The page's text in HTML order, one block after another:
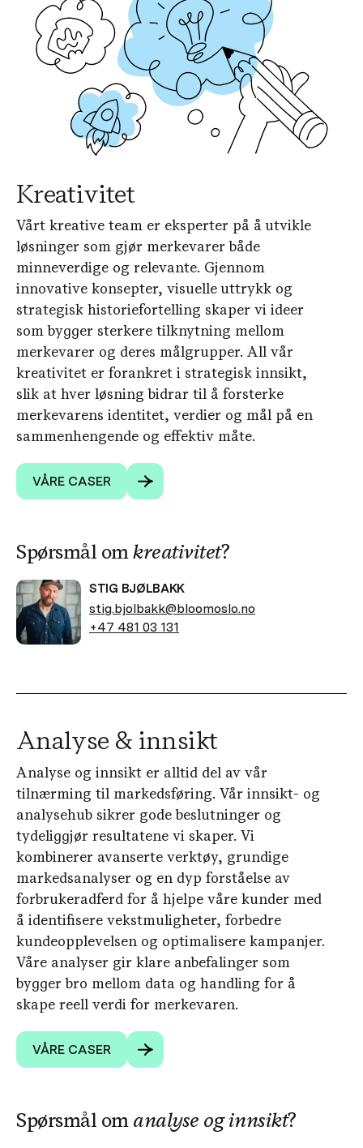
Kreativitet
Vårt kreative team er eksperter på å utvikle
løsninger som gjør merkevarer både
minneverdige og relevante. Gjennom
innovative konsepter, visuelle uttrykk og
strategisk historiefortelling skaper vi ideer
som bygger sterkere tilknytning mellom
merkevarer og deres målgrupper. All vår
kreativitet er forankret i strategisk innsikt,
slik at hver løsning bidrar til å forsterke
merkevarens identitet, verdier og mål på en
sammenhengende og effektiv måte.
VÅRE CASER
Spørsmål omkreativitet?
STIG BJØLBAKK
stig.bjolbakk@bloomoslo.no
+47 481 03 131
Analyse & innsikt
Analyse og innsikt er alltid del av vår
tilnærming til markedsføring. Vår innsikt- og
analysehub sikrer gode beslutninger og
tydeliggjør resultatene vi skaper. Vi
kombinerer avanserte verktøy, grundige
markedsanalyser og en dyp forståelse av
forbrukeradferd for å hjelpe våre kunder med
å identifisere vekstmuligheter, forbedre
kundeopplevelsen og optimalisere kampanjer.
Våre analyser gir klare anbefalinger som
bygger bro mellom data og handling for å
skape reell verdi for merkevaren.
VÅRE CASER
Spørsmål om analyse og innsikt?